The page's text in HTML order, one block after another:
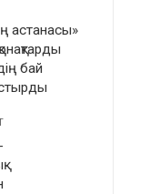
астанасы»
бай